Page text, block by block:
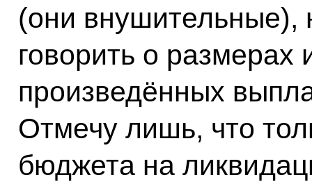
(они внушительные),
говорить о размерах
произведённых
Отмечу лишь, что
бюджета на